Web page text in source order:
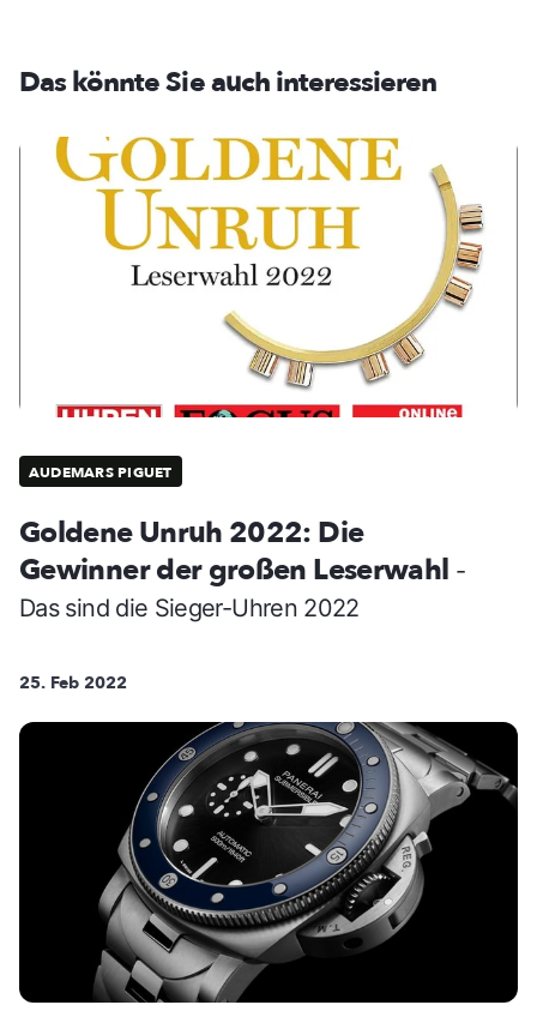
Das könnte Sie auch interessieren
AUDEMARS PIGUET
Goldene Unruh 2022: Die
Gewinner der großen Leserwahl -
Das sind die Sieger-Uhren 2022
25. Feb 2022